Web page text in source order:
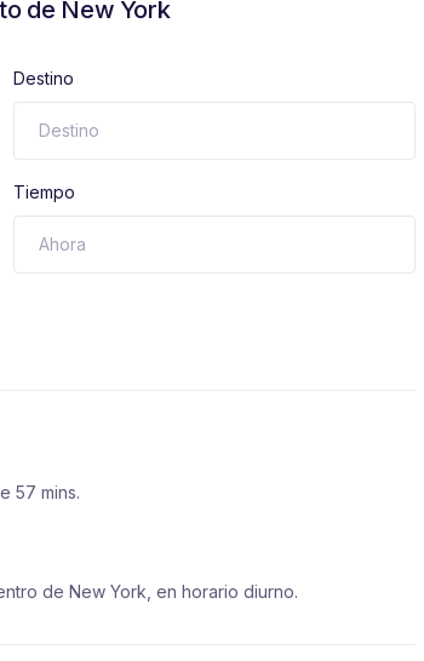
de New York
Destino
Tiempo
57 mins.
de New York, en horario diurno.